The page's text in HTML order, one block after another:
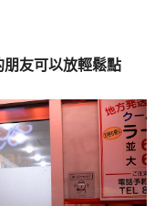
友可以放輕鬆點